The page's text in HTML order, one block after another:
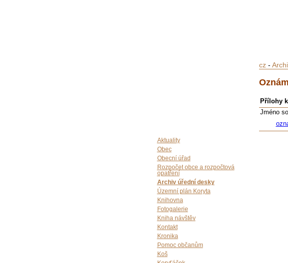
Aktuality
Obec
Obecní úřad
Rozpočet obce a rozpočtová
opatření
Archiv úřední desky
Územní plán Koryta
Knihovna
Fotogalerie
Kniha návštěv
Kontakt
Kronika
Pomoc občanům
Koš
cz-
Přílohy
Jméno